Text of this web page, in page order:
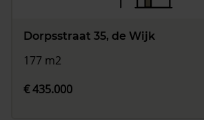
Dorpsstraat 35, de Wijk
177 m2
€ 435.000